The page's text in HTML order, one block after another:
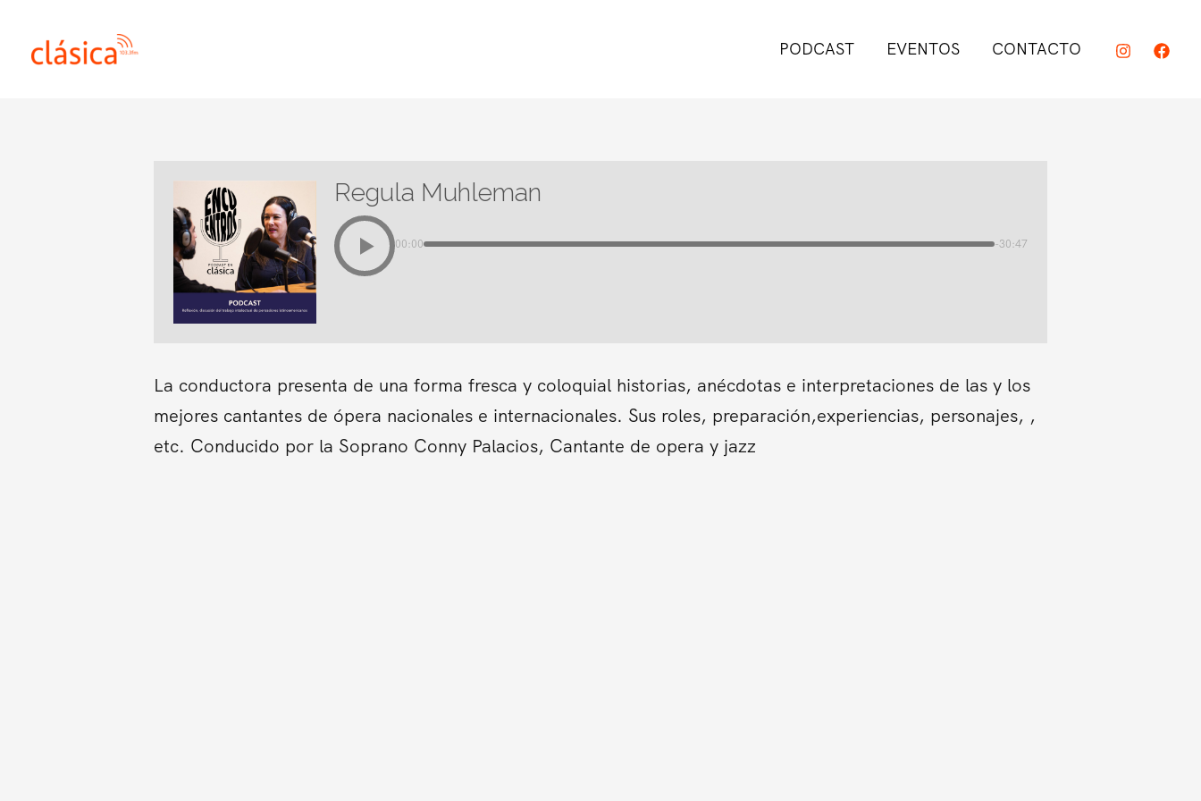
contenido
PODCAST EVENTOS CONTACTO
Regula Muhleman
00:00 -30:47
La conductora presenta de una forma fresca y coloquial historias, anécdotas e interpretaciones de las y los
mejores cantantes de ópera nacionales e internacionales. Sus roles, preparación,experiencias, personajes, ,
etc. Conducido por la Soprano Conny Palacios, Cantante de opera y jazz